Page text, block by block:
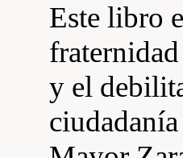
Este libro
y el